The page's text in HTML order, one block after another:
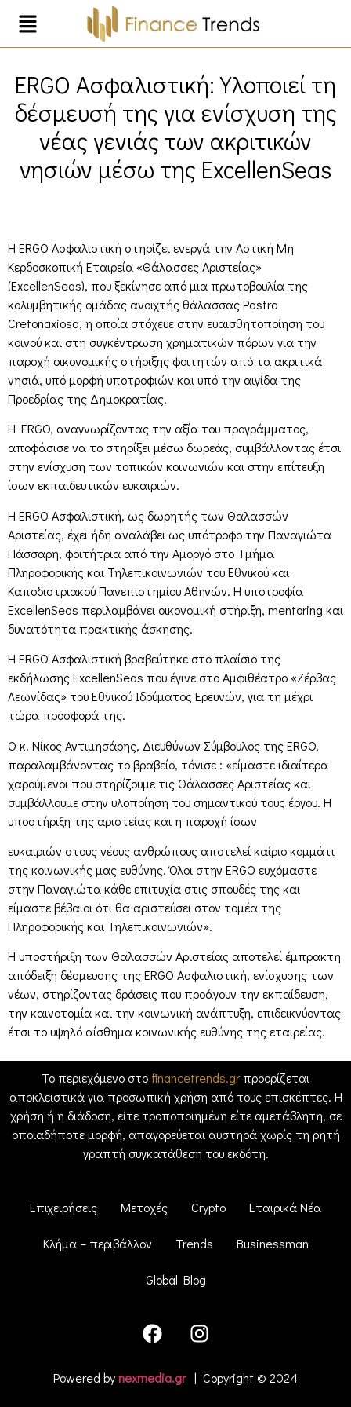
ERGO Ασφαλιστική: Υλοποιεί τη
δέσμευσή της για ενίσχυση της
νέας γενιάς των ακριτικών
νησιών μέσω της ExcellenSeas
Η ERGO Ασφαλιστική στηρίζει ενεργά την Αστική Μη
Κερδοσκοπική Εταιρεία «Θάλασσες Αριστείας»
(ExcellenSeas), που ξεκίνησε από μια πρωτοβουλία της
κολυμβητικής ομάδας ανοιχτής θάλασσας Pastra
Cretonaxiosa, η οποία στόχευε στην ευαισθητοποίηση του
κοινού και στη συγκέντρωση χρηματικών πόρων για την
παροχή οικονομικής στήριξης φοιτητών από τα ακριτικά
νησιά, υπό μορφή υποτροφιών και υπό την αιγίδα της
Προεδρίας της Δημοκρατίας.
H ERGO, αναγνωρίζοντας την αξία του προγράμματος,
αποφάσισε να το στηρίξει μέσω δωρεάς, συμβάλλοντας έτσι
στην ενίσχυση των τοπικών κοινωνιών και στην επίτευξη
ίσων εκπαιδευτικών ευκαιριών.
Η ERGO Ασφαλιστική, ως δωρητής των Θαλασσών
Αριστείας, έχει ήδη αναλάβει ως υπότροφο την Παναγιώτα
Πάσσαρη, φοιτήτρια από την Αμοργό στο Τμήμα
Πληροφορικής και Τηλεπικοινωνιών του Εθνικού και
Καποδιστριακού Πανεπιστημίου Αθηνών. Η υποτροφία
ExcellenSeas περιλαμβάνει οικονομική στήριξη, mentoring και
δυνατότητα πρακτικής άσκησης.
Η ERGO Ασφαλιστική βραβεύτηκε στο πλαίσιο της
εκδήλωσης ExcellenSeas που έγινε στο Αμφιθέατρο «Ζέρβας
Λεωνίδας» του Εθνικού Ιδρύματος Ερευνών, για τη μέχρι
τώρα προσφορά της.
Ο κ. Νίκος Αντιμησάρης, Διευθύνων Σύμβουλος της ERGO,
παραλαμβάνοντας το βραβείο, τόνισε : «είμαστε ιδιαίτερα
χαρούμενοι που στηρίζουμε τις Θάλασσες Αριστείας και
συμβάλλουμε στην υλοποίηση του σημαντικού τους έργου. Η
υποστήριξη της αριστείας και η παροχή ίσων
ευκαιριών στους νέους ανθρώπους αποτελεί καίριο κομμάτι
της κοινωνικής μας ευθύνης. Όλοι στην ERGO ευχόμαστε
στην Παναγιώτα κάθε επιτυχία στις σπουδές της και
είμαστε βέβαιοι ότι θα αριστεύσει στον τομέα της
Πληροφορικής και Τηλεπικοινωνιών».
Η υποστήριξη των Θαλασσών Αριστείας αποτελεί έμπρακτη
απόδειξη δέσμευσης της ERGO Ασφαλιστική, ενίσχυσης των
νέων, στηρίζοντας δράσεις που προάγουν την εκπαίδευση,
την καινοτομία και την κοινωνική ανάπτυξη, επιδεικνύοντας
έτσι το υψηλό αίσθημα κοινωνικής ευθύνης της εταιρείας.
Το περιεχόμενο στο financetrends.grπροορίζεται
αποκλειστικά για προσωπική χρήση από τους επισκέπτες. Η
χρήση ή η διάδοση, είτε τροποποιημένη είτε αμετάβλητη, σε
οποιαδήποτε μορφή, απαγορεύεται αυστηρά χωρίς τη ρητή
γραπτή συγκατάθεση του εκδότη.
Επιχειρήσεις Μετοχές Crypto Εταιρικά Νέα
Κλήμα – περιβάλλον Trends Businessman
Global Blog
Powered bynexmedia.gr| Copyright © 2024